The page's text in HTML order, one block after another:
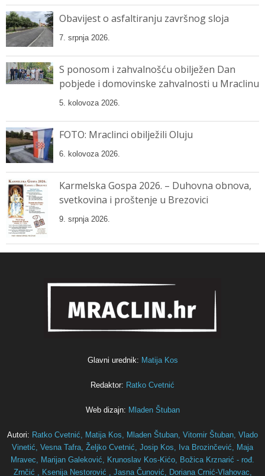
Obavijest o asfaltiranju završnog sloja
7. srpnja 2026.
S ponosom i zahvalnošću obilježen Dan
pobjede i domovinske zahvalnosti u Mraclinu
5. kolovoza 2026.
FOTO: Mraclinci obilježili Oluju
6. kolovoza 2026.
Karmelska Gospa 2026. – Duhovna obnova,
svetkovina i proštenje u Brezovici
9. srpnja 2026.
Glavni urednik: Matija Kos
Redaktor: Ratko Cvetnić
Web dizajn: Mladen Štuban
Autori: Ratko Cvetnić, Matija Kos, Mladen Štuban, Vitomir Štuban, Vlado
Vinetić, Vesna Tafra, Željko Cvetnić, Josip Kos, Iva Brozinčević,
Maja
Mravec,
Marijan Galeković, Krunoslav Kos-Kićo,
Božica Krznarić - rođ.
Zrnčić ,
Ksenija Nestorović , Jasna Čunović, Doriana Crnić-Vlahovac,